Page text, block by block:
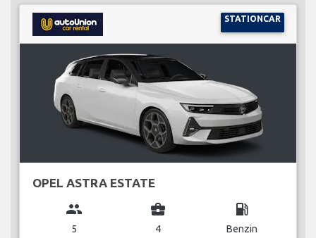
STATIONCAR
OPEL ASTRA ESTATE
group
5
business_center
4
local_gas_station
Benzin